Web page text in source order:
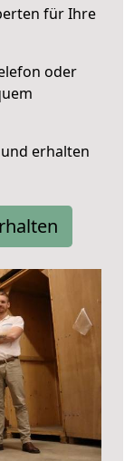
für Ihre
oder
und erhalten